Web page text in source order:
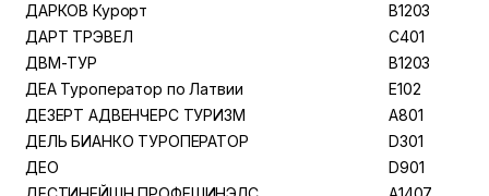
ДАРКОВ Курорт
B1203
ДАРТ ТРЭВЕЛ
C401
ДВМ-ТУР
B1203
ДЕА Туроператор по Латвии
E102
ДЕЗЕРТ АДВЕНЧЕРС ТУРИЗМ
A801
ДЕЛЬ БИАНКО ТУРОПЕРАТОР
D301
ДЕО
D901